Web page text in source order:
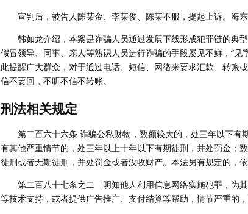
宣判后，被告人陈某金、李某俊、陈某不服，提起上诉。海东
韩如龙介绍，本案是诈骗人员通过发展下线形成犯罪链的典
假冒领导、同事、亲人等熟识人员进行诈骗的手段屡见不鲜，“
此提醒广大群众，对于通过电话、短信、网络来要求汇款、转账
信不要回，不听不信不转账。
刑法相关规定
第二百六十六条 诈骗公私财物，数额较大的，处三年以下有
有其他严重情节的，处三年以上十年以下有期徒刑，并处罚金；
徒刑或者无期徒刑，并处罚金或者没收财产。本法另有规定的，依
第二百八十七条之二 明知他人利用信息网络实施犯罪，为其
等技术支持，或者提供广告推广、支付结算等帮助，情节严重的